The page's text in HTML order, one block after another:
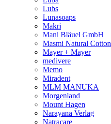
Lubs
Lunasoaps
Makri
Mani Bläuel GmbH
Masmi Natural Cotton
Mayer + Mayer
medivere
Memo
Miradent
MLM MANUKA
Morgenland
Mount Hagen
Narayana Verlag
Natracare